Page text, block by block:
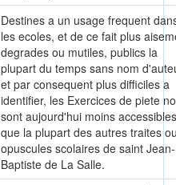
Destines a un usage frequent
les ecoles, et de ce fait plus
degrades ou mutiles, publics la
plupart du temps sans nom
et par consequent plus difficiles a
identifier, les Exercices de piete
sont aujourd'hui moins accessibles
que la plupart des autres traites
opuscules scolaires de saint Jean-
Baptiste de La Salle.